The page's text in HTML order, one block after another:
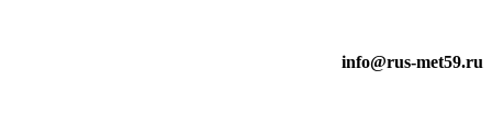
info@rus-met59.ru